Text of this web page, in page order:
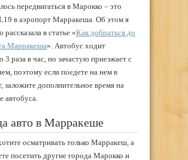
передвигаться в Марокко – это
в аэропорт Марракеша. Об этом я
рассказала в статье «Как добраться до
Марракеша». Автобус ходит
3 раза в час, но зачастую приезжает с
поэтому если поедете на нем в
заложите дополнительное время на
автобуса.
авто в Марракеше
осматривать только Марракеш, а
посетить другие города Марокко и